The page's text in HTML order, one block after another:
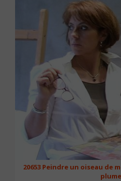
20653 Peindre un oiseau de